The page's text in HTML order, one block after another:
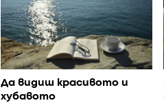
Да видиш красивото и
хубавото